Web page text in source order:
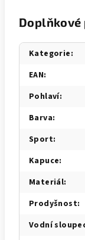
Kategorie:
EAN:
Pohlaví:
Barva:
Sport:
Kapuce:
Materiál:
Prodyšnost:
Vodní